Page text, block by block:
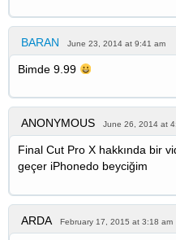
BARAN June 23, 2014 at 9:41 am
Bimde 9.99
ANONYMOUS June 26, 2014 at
Final Cut Pro X hakkında bir
geçer iPhonedo beyciğim
ARDA February 17, 2015 at 3:18 am